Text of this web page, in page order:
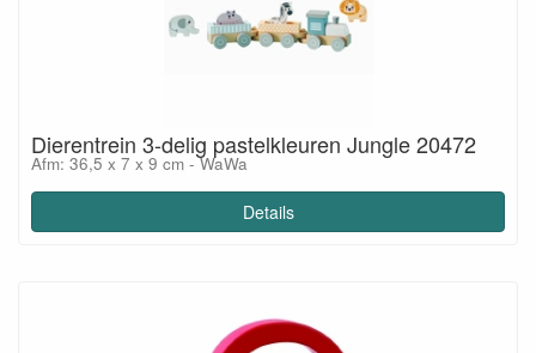
Dierentrein 3-delig pastelkleuren Jungle 20472
Afm: 36,5 x 7 x 9 cm - WaWa
Details